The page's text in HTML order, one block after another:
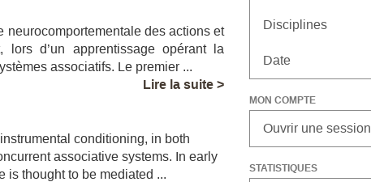
neurocomportementale des actions et
d’un apprentissage opérant la
associatifs. Le premier ...
Lire la suite >
conditioning, in both
associative systems. In early
is thought to be mediated ...
Disciplines
Date
MON COMPTE
Ouvrir une session
STATISTIQUES